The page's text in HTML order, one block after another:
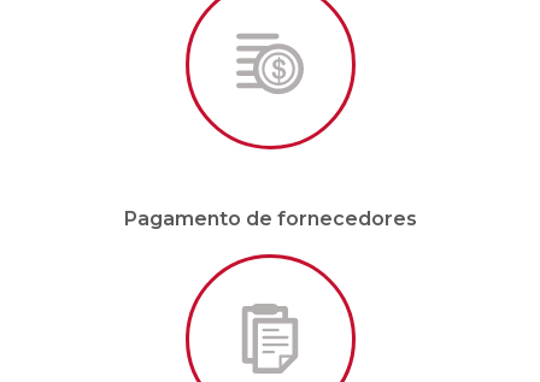
Pagamento de fornecedores